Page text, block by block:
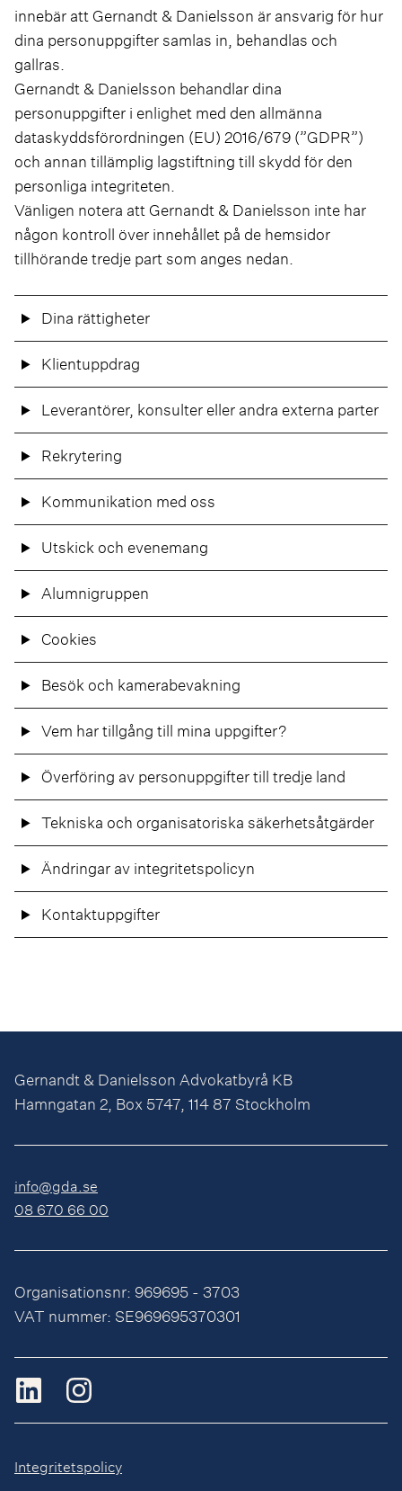
innebär att Gernandt & Danielsson är ansvarig för hur
dina personuppgifter samlas in, behandlas och
gallras.
Gernandt & Danielsson behandlar dina
personuppgifter i enlighet med den allmänna
dataskyddsförordningen (EU) 2016/679 (”GDPR”)
och annan tillämplig lagstiftning till skydd för den
personliga integriteten.
Vänligen notera att Gernandt & Danielsson inte har
någon kontroll över innehållet på de hemsidor
tillhörande tredje part som anges nedan.
Dina rättigheter
Klientuppdrag
Leverantörer, konsulter eller andra externa parter
Rekrytering
Kommunikation med oss
Utskick och evenemang
Alumnigruppen
Cookies
Besök och kamerabevakning
Vem har tillgång till mina uppgifter?
Överföring av personuppgifter till tredje land
Tekniska och organisatoriska säkerhetsåtgärder
Ändringar av integritetspolicyn
Kontaktuppgifter
Gernandt & Danielsson Advokatbyrå KB
Hamngatan 2, Box 5747, 114 87 Stockholm
info@gda.se
08 670 66 00
Organisationsnr: 969695 - 3703
VAT nummer: SE969695370301
Integritetspolicy